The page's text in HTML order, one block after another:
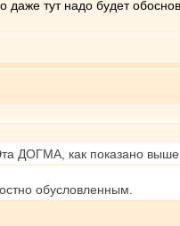
тут надо будет
ДОГМА, как показано
обусловленным.